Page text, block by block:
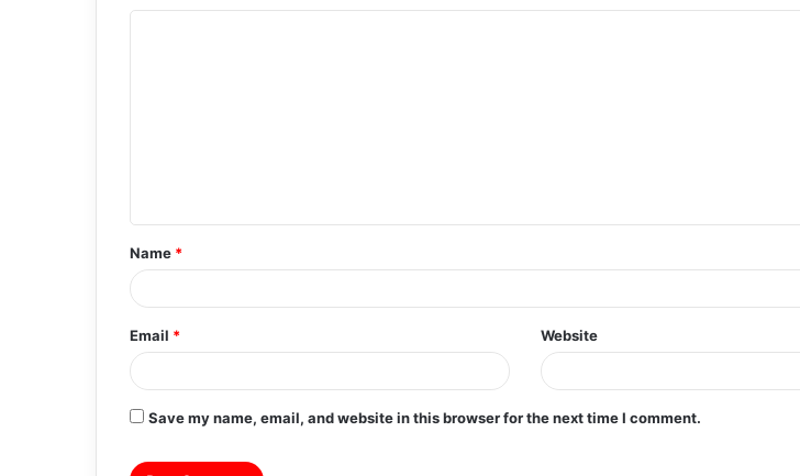
t
*
Name *
Email * Website
Save my name, email, and website in this browser for the next time I comment.